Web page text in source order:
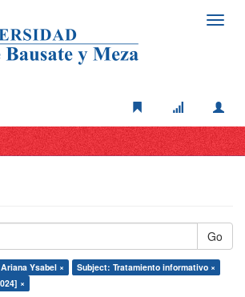
Go
Ysabel ×
Subject: Tratamiento informativo ×
×